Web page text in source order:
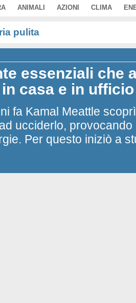
ANIMALI AZIONI CLIMA
pulita
essenziali che
casa e in ufficio
fa Kamal Meattle
ucciderlo,
Per questo iniziò a